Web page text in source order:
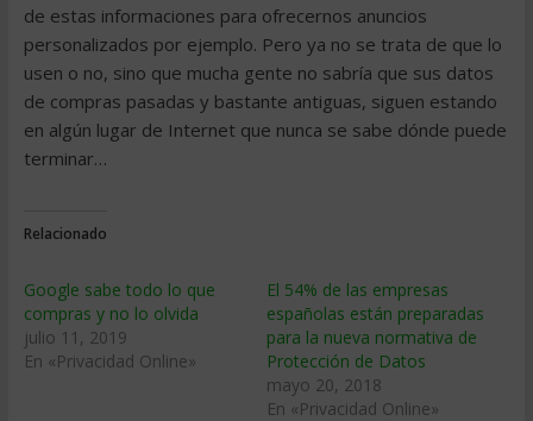
de estas informaciones para ofrecernos anuncios
personalizados por ejemplo. Pero ya no se trata de que lo
usen o no, sino que mucha gente no sabría que sus datos
de compras pasadas y bastante antiguas, siguen estando
en algún lugar de Internet que nunca se sabe dónde puede
terminar…
Relacionado
Google sabe todo lo que
compras y no lo olvida
julio 11, 2019
En «Privacidad Online»
El 54% de las empresas
españolas están preparadas
para la nueva normativa de
Protección de Datos
mayo 20, 2018
En «Privacidad Online»